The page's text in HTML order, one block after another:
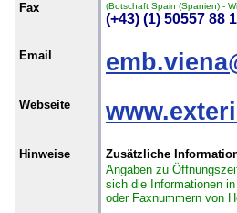
Fax (Botschaft Spain (Spanien) -
(+43) (1) 50557 88
Email
Webseite
Hinweise
Zusätzliche
Angaben zu
sich die Informationen
oder Faxnummern von